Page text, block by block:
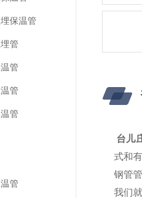
保温管
管
管
管
管
管
台儿
式和
钢管
我们